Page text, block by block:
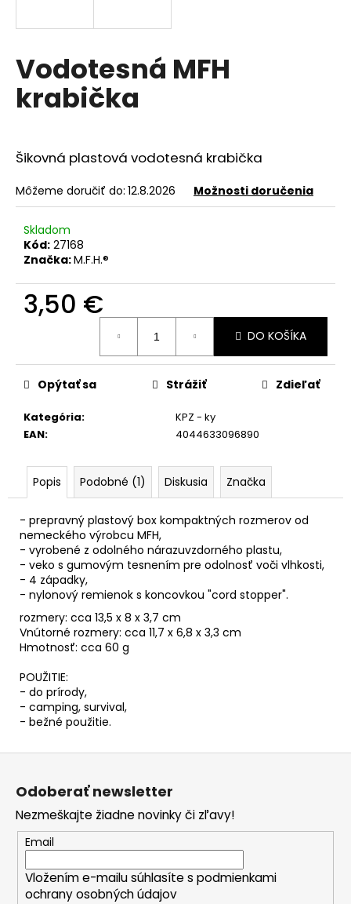
Vodotesná MFH
krabička
Šikovná plastová vodotesná krabička
Môžeme doručiť do: 12.8.2026 Možnosti doručenia
Skladom
Kód: 27168
Značka:M.F.H.®
3,50 €
DO KOŠÍKA
Kategória:
KPZ - ky
EAN: 4044633096890
Opýtať sa Strážiť Zdieľať
Popis Podobné (1) Diskusia Značka
- prepravný plastový box kompaktných rozmerov od
nemeckého výrobcu MFH,
- vyrobené z odolného nárazuvzdorného plastu,
- veko s gumovým tesnením pre odolnosť voči vlhkosti,
- 4 západky,
- nylonový remienok s koncovkou "cord stopper".
rozmery: cca 13,5 x 8 x 3,7 cm
Vnútorné rozmery: cca 11,7 x 6,8 x 3,3 cm
Hmotnosť: cca 60 g
POUŽITIE:
- do prírody,
- camping, survival,
- bežné použitie.
s
ť
?
O
d
p
o
a
m
Z
Odoberať newsletter
Nezmeškajte žiadne novinky či zľavy!
Email
Vložením e-mailu súhlasíte s podmienkami
ochrany osobných údajov